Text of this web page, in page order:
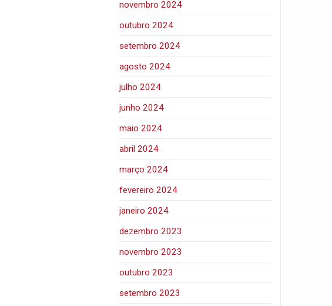
novembro 2024
outubro 2024
setembro 2024
agosto 2024
julho 2024
junho 2024
maio 2024
abril 2024
março 2024
fevereiro 2024
janeiro 2024
dezembro 2023
novembro 2023
outubro 2023
setembro 2023